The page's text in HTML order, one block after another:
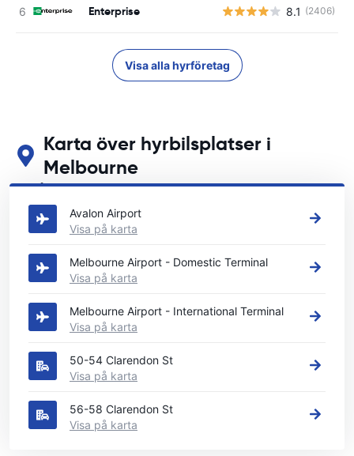
Enterprise 8.1 (2406)
Visa alla hyrföretag
Karta över hyrbilsplatser i
Melbourne
Se våra huvudsakliga biluthyrningsplatser i Melbourne
Avalon Airport
Visa på karta
Melbourne Airport - Domestic Terminal
Visa på karta
Melbourne Airport - International Terminal
Visa på karta
50-54 Clarendon St
Visa på karta
56-58 Clarendon St
Visa på karta